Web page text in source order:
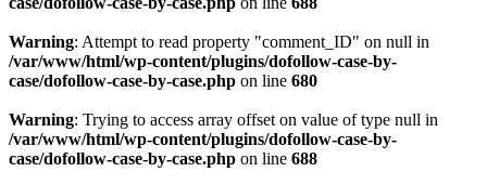
Warning: Attempt to read property "comment_ID" on null in
/var/www/html/wp-content/plugins/dofollow-case-by-
case/dofollow-case-by-case.php on line 680
Warning: Trying to access array offset on value of type null in
/var/www/html/wp-content/plugins/dofollow-case-by-
case/dofollow-case-by-case.php on line 688